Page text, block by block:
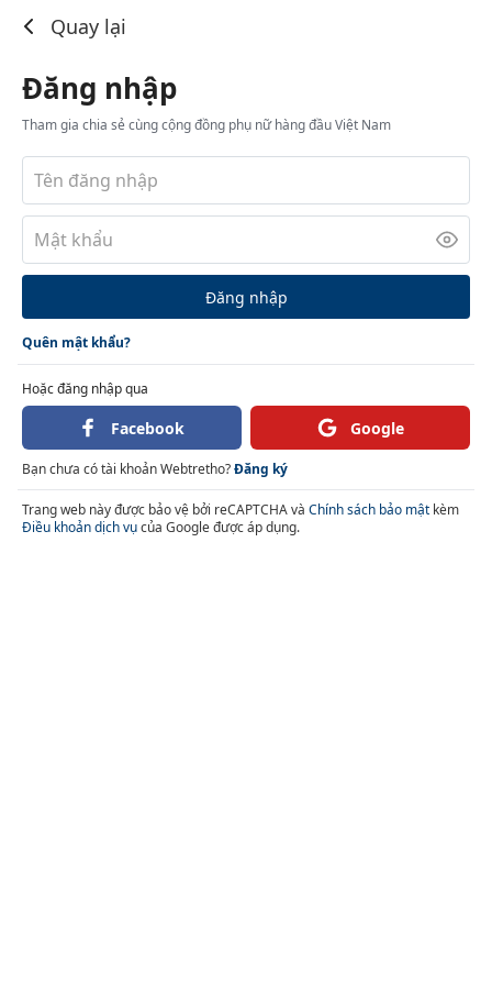
Quay lại
Đăng nhập
Tham gia chia sẻ cùng cộng đồng phụ nữ hàng đầu Việt Nam
Đăng nhập
Quên mật khẩu?
Hoặc đăng nhập qua
Facebook Google
Bạn chưa có tài khoản Webtretho?Đăng ký
Trang web này được bảo vệ bởi reCAPTCHA và Chính sách bảo mật kèm
Điều khoản dịch vụcủa Google được áp dụng.